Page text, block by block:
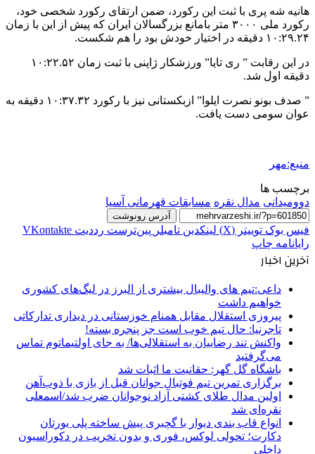
هانیه شه پری با ثبت این رکورد، ضمن ارتقای رکورد شخصی خود،
رکورد ملی ۳۰۰۰ متر بامانع بزرگسالان ایران که پیش از این با زمان
۱۰:۲۹.۲۴ دقیقه در اختیار خودش بود را هم شکست.
در این رقابت ” ری تایا” ورزشکار ژاپنی با ثبت زمان ۱۰:۲۲.۵۲
دقیقه اول شد.
” صدف بونو نصرت ایلوا” ازبکستانی نیز با رکورد ۱۰:۳۷.۳۲ دقیقه به
عوان سومی دست یافت.
منبع:مهر
برچسب ها
دوومیدانی مدال نقره مسابقات قهرمانی آسیا
آدرس رونوشت
فیس بوک توییتر (X) لینکدین ‫تامبلر ‫پین‌ترست ‫رددیت ‫VKontakte
رایانامه چاپ
آخرین اخبار
داعی:تیم های والیبال بیشتری از البرز در لیگ‌های کشوری
خواهیم داشت
پیروزی استقلال مقابل همنام خوزستانی در دیداری تدارکاتی
تاجرنیا: حال تیم خوب است جز پنجره بسته!
واکنش تند رضاییان به استقلالی‌ها/ به جای اولتیماتوم تماس
می‌گرفتید
باشگاه گل گهر: حقانیت ما اثبات شد
برگزاری تمرین تیم فوتبال جوانان قبل از بازی با ذوب‌آهن
اولین مدال طلای کشتی آزاد نوجوانان ضرب شد/اسمعلی
نقره‌ای شد
انواع قاب بندی دیوار با گچبری پیش ساخته پلی یورتان
دکارت؛ تحولی لوکس، فوری و بدون تخریب در دکوراسیون
داخلی